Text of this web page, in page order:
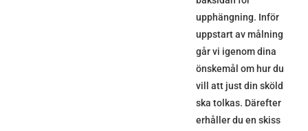
upphängning. Inför
uppstart av målning
går vi igenom dina
önskemål om hur du
vill att just din sköld
ska tolkas. Därefter
erhåller du en skiss